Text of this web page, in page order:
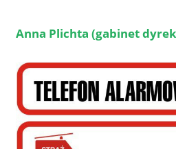
Anna Plichta (gabinet